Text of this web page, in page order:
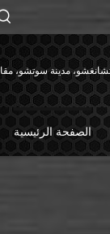
مدينة سوتشو،
الصفحة الرئيسية